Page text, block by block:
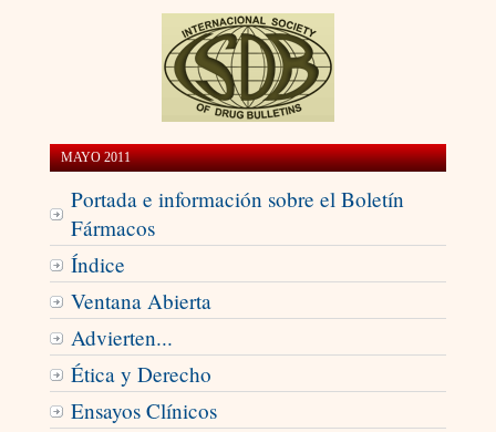
MAYO 2011
Portada e información sobre el Boletín
Fármacos
Índice
Ventana Abierta
Advierten...
Ética y Derecho
Ensayos Clínicos